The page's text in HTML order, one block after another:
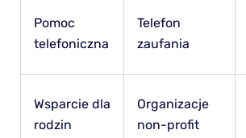
Pomoc
telefoniczna
Telefon
zaufania
Wsparcie dla
rodzin
Organizacje
non-profit